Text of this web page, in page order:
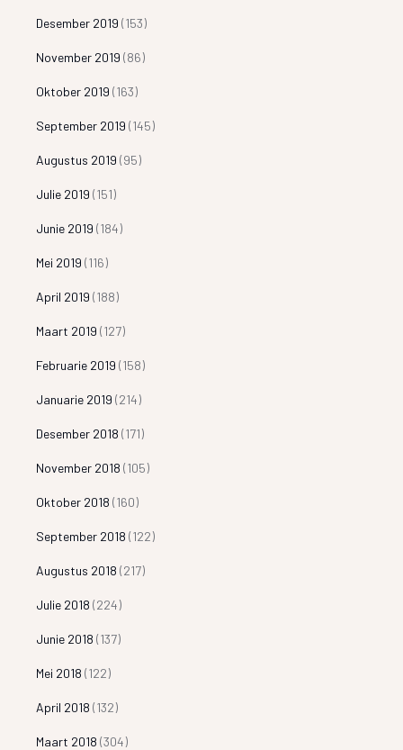
Desember 2019 (153)
November 2019 (86)
Oktober 2019 (163)
September 2019 (145)
Augustus 2019 (95)
Julie 2019 (151)
Junie 2019 (184)
Mei 2019 (116)
April 2019 (188)
Maart 2019 (127)
Februarie 2019 (158)
Januarie 2019 (214)
Desember 2018 (171)
November 2018 (105)
Oktober 2018 (160)
September 2018 (122)
Augustus 2018 (217)
Julie 2018 (224)
Junie 2018 (137)
Mei 2018 (122)
April 2018 (132)
Maart 2018 (304)